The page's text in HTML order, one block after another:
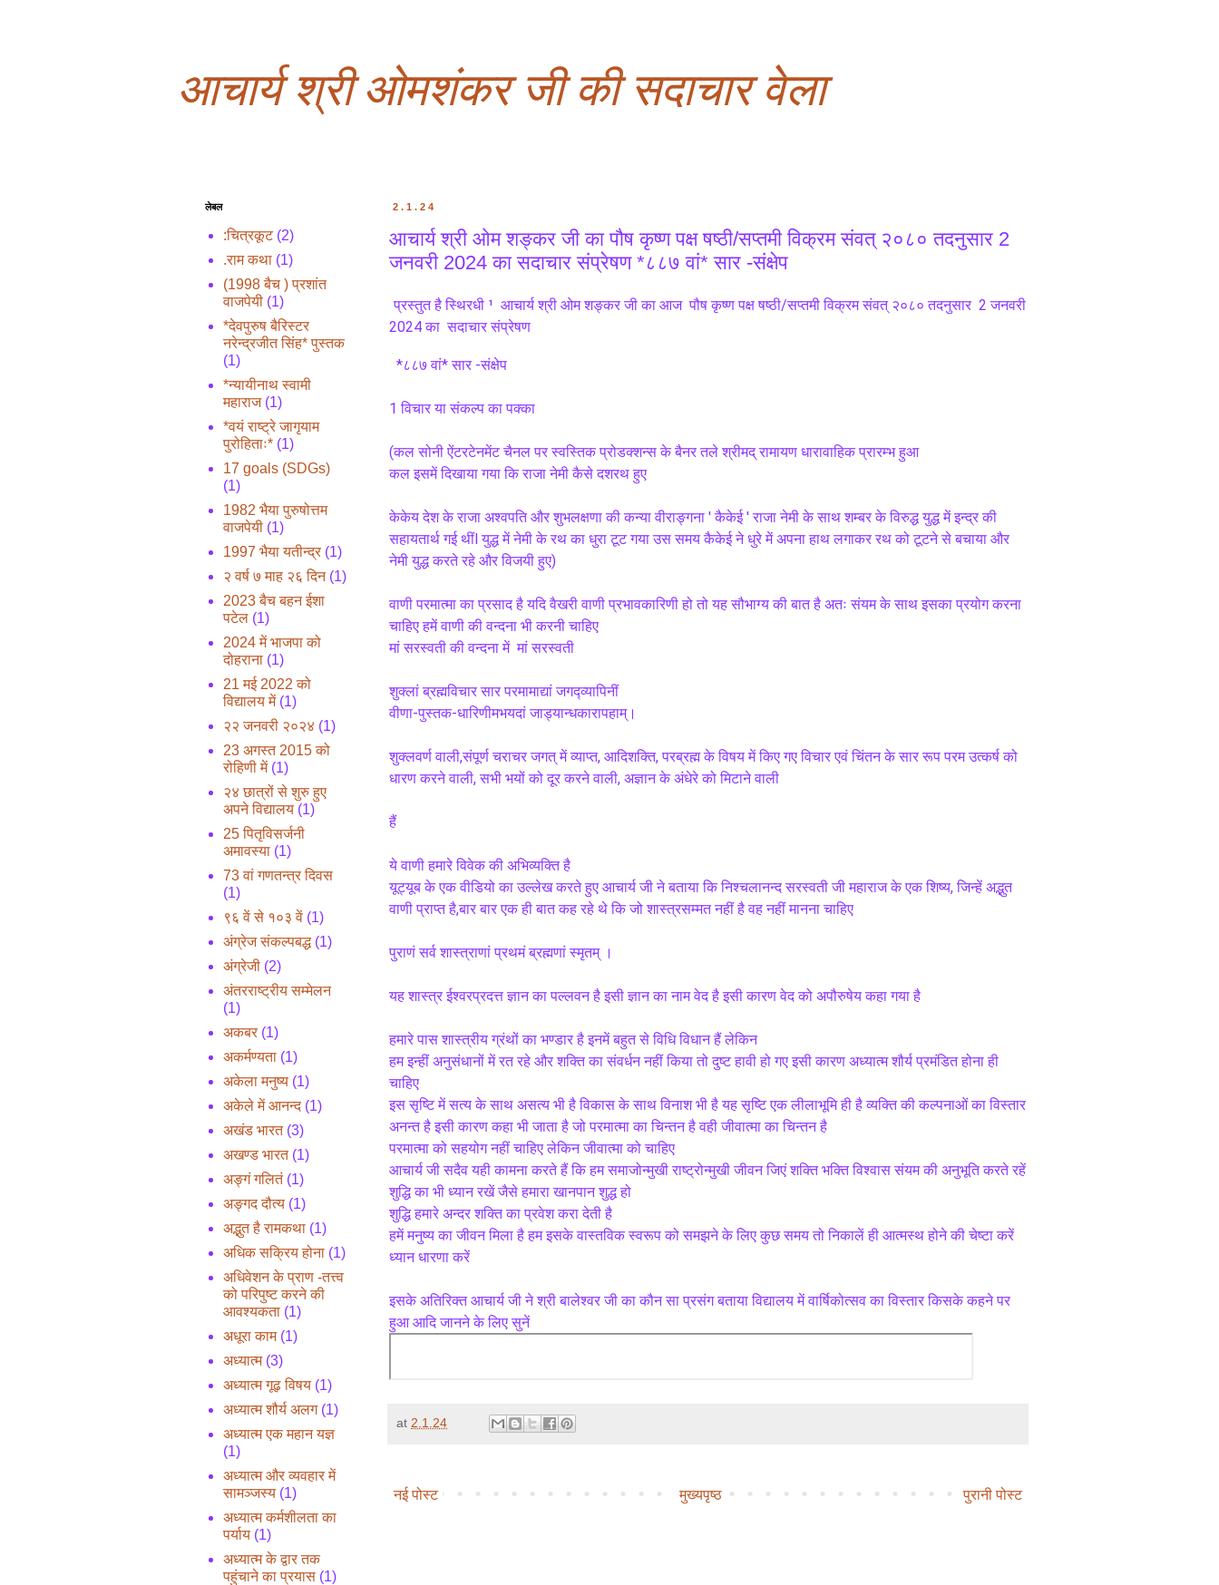
आचार्य श्री ओमशंकर जी की सदाचार वेला
2.1.24
आचार्य श्री ओम शङ्कर जी का पौष कृष्ण पक्ष षष्ठी/सप्तमी विक्रम संवत् २०८० तदनुसार 2
जनवरी 2024 का सदाचार संप्रेषण *८८७ वां* सार -संक्षेप
प्रस्तुत है स्थिरधी ¹  आचार्य श्री ओम शङ्कर जी का आज  पौष कृष्ण पक्ष षष्ठी/सप्तमी विक्रम संवत् २०८० तदनुसार  2 जनवरी
2024 का  सदाचार संप्रेषण
*८८७ वां* सार -संक्षेप
1 विचार या संकल्प का पक्का
(कल सोनी ऐंटरटेनमेंट चैनल पर स्वस्तिक प्रोडक्शन्स के बैनर तले श्रीमद् रामायण धारावाहिक प्रारम्भ हुआ
कल इसमें दिखाया गया कि राजा नेमी कैसे दशरथ हुए
केकेय देश के राजा अश्वपति और शुभलक्षणा की कन्या वीराङ्गना ' कैकेई ' राजा नेमी के साथ शम्बर के विरुद्ध युद्ध में इन्द्र की
सहायतार्थ गई थींl युद्ध में नेमी के रथ का धुरा टूट गया उस समय कैकेई ने धुरे में अपना हाथ लगाकर रथ को टूटने से बचाया और
नेमी युद्ध करते रहे और विजयी हुए)
वाणी परमात्मा का प्रसाद है यदि वैखरी वाणी प्रभावकारिणी हो तो यह सौभाग्य की बात है अतः संयम के साथ इसका प्रयोग करना
चाहिए हमें वाणी की वन्दना भी करनी चाहिए
मां सरस्वती की वन्दना में  मां सरस्वती
शुक्लां ब्रह्मविचार सार परमामाद्यां जगद्व्यापिनीं
वीणा-पुस्तक-धारिणीमभयदां जाड्यान्धकारापहाम्‌।
शुक्लवर्ण वाली,संपूर्ण चराचर जगत्‌ में व्याप्त, आदिशक्ति, परब्रह्म के विषय में किए गए विचार एवं चिंतन के सार रूप परम उत्कर्ष को
धारण करने वाली, सभी भयों को दूर करने वाली, अज्ञान के अंधेरे को मिटाने वाली
हैं
ये वाणी हमारे विवेक की अभिव्यक्ति है
यूट्यूब के एक वीडियो का उल्लेख करते हुए आचार्य जी ने बताया कि निश्चलानन्द सरस्वती जी महाराज के एक शिष्य, जिन्हें अद्भुत
वाणी प्राप्त है,बार बार एक ही बात कह रहे थे कि जो शास्त्रसम्मत नहीं है वह नहीं मानना चाहिए
पुराणं सर्व शास्त्राणां प्रथमं ब्रह्मणां स्मृतम् ।
यह शास्त्र ईश्वरप्रदत्त ज्ञान का पल्लवन है इसी ज्ञान का नाम वेद है इसी कारण वेद को अपौरुषेय कहा गया है
हमारे पास शास्त्रीय ग्रंथों का भण्डार है इनमें बहुत से विधि विधान हैं लेकिन
हम इन्हीं अनुसंधानों में रत रहे और शक्ति का संवर्धन नहीं किया तो दुष्ट हावी हो गए इसी कारण अध्यात्म शौर्य प्रमंडित होना ही
चाहिए
इस सृष्टि में सत्य के साथ असत्य भी है विकास के साथ विनाश भी है यह सृष्टि एक लीलाभूमि ही है व्यक्ति की कल्पनाओं का विस्तार
अनन्त है इसी कारण कहा भी जाता है जो परमात्मा का चिन्तन है वही जीवात्मा का चिन्तन है
परमात्मा को सहयोग नहीं चाहिए लेकिन जीवात्मा को चाहिए
आचार्य जी सदैव यही कामना करते हैं कि हम समाजोन्मुखी राष्ट्रोन्मुखी जीवन जिएं शक्ति भक्ति विश्वास संयम की अनुभूति करते रहें
शुद्धि का भी ध्यान रखें जैसे हमारा खानपान शुद्ध हो
शुद्धि हमारे अन्दर शक्ति का प्रवेश करा देती है
हमें मनुष्य का जीवन मिला है हम इसके वास्तविक स्वरूप को समझने के लिए कुछ समय तो निकालें ही आत्मस्थ होने की चेष्टा करें
ध्यान धारणा करें
इसके अतिरिक्त आचार्य जी ने श्री बालेश्वर जी का कौन सा प्रसंग बताया विद्यालय में वार्षिकोत्सव का विस्तार किसके कहने पर
हुआ आदि जानने के लिए सुनें
at 2.1.24
नई पोस्ट पुरानी पोस्ट
मुख्यपृष्ठ
लेबल
:चित्रकूट (2)
.राम कथा (1)
(1998 बैच ) प्रशांत
वाजपेयी (1)
*देवपुरुष बैरिस्टर
नरेन्द्रजीत सिंह* पुस्तक
(1)
*न्यायीनाथ स्वामी
महाराज (1)
*वयं राष्ट्रे जागृयाम
पुरोहिताः* (1)
17 goals (SDGs)
(1)
1982 भैया पुरुषोत्तम
वाजपेयी (1)
1997 भैया यतीन्द्र (1)
२ वर्ष ७ माह २६ दिन (1)
2023 बैच बहन ईशा
पटेल (1)
2024 में भाजपा को
दोहराना (1)
21 मई 2022 को
विद्यालय में (1)
२२ जनवरी २०२४ (1)
23 अगस्त 2015 को
रोहिणी में (1)
२४ छात्रों से शुरु हुए
अपने विद्यालय (1)
25 पितृविसर्जनी
अमावस्या (1)
73 वां गणतन्त्र दिवस
(1)
९६ वें से १०३ वें (1)
अंग्रेज संकल्पबद्ध (1)
अंग्रेजी (2)
अंतरराष्ट्रीय सम्मेलन
(1)
अकबर (1)
अकर्मण्यता (1)
अकेला मनुष्य (1)
अकेले में आनन्द (1)
अखंड भारत (3)
अखण्ड भारत (1)
अङ्गं गलितं (1)
अङ्गद दौत्य (1)
अद्भुत है रामकथा (1)
अधिक सक्रिय होना (1)
अधिवेशन के प्राण -तत्त्व
को परिपुष्ट करने की
आवश्यकता (1)
अधूरा काम (1)
अध्यात्म (3)
अध्यात्म गूढ़ विषय (1)
अध्यात्म शौर्य अलग (1)
अध्यात्म एक महान यज्ञ
(1)
अध्यात्म और व्यवहार में
सामञ्जस्य (1)
अध्यात्म कर्मशीलता का
पर्याय (1)
अध्यात्म के द्वार तक
पहुंचाने का प्रयास (1)